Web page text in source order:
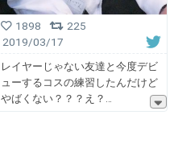
1898
225
2019/03/17
レイヤーじゃない友達と今度デビ
ューするコスの練習したんだけど
やばくない？？？え？